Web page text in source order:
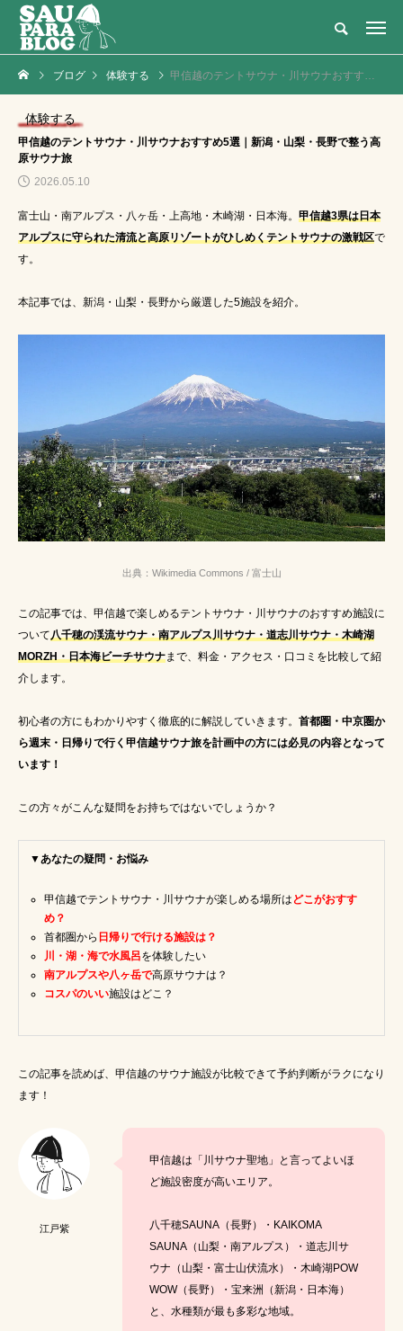
灼熱のテントサウナ × 大自然・アウトドアの新定番
NEW POST カテゴリーごとの最新記事
メディア・テレビ
【サウナメディア】ニ
コニコ超会議2024に
テントサウナ
長崎のテントサウナ・
川サウナおすすめ3選
旅
いま話題のワード
テントサウナ初心者必見 サウナ持ち物
アウトドアサウナ アウトドア水着
千葉 赤外線サウナマットレス
川サウナ サウナ水着 川サウナ関東
愛知 サウナグルメ コテージ 川
ニコニコ超会議2024 広瀬すず熱愛 aichi
サウナスイーツ
広瀬すず 山崎賢人 神奈川
家族 健全な男女混浴
川テントサウナ 神奈川サウナ
のんあるサ飯 グランピング
あきる野市テントサウナ 関東日帰りサウナ
魚釣り 外遊び 薪サウナ
日帰りサウナ
失敗しないテントサウナ選び
日帰りサ活 都内から車で1時間
ブログ 体験する 甲信越のテントサウナ・川サウナおすすめ5選｜新潟・山梨・長野で整う高原サウナ旅
体験する
甲信越のテントサウナ・川サウナおすすめ5選｜新潟・山梨・長野で整う高
原サウナ旅
2026.05.10
富士山・南アルプス・八ヶ岳・上高地・木崎湖・日本海。 甲信越3県は日本
アルプスに守られた清流と高原リゾートがひしめくテントサウナの激戦区で
す。
本記事では、新潟・山梨・長野から厳選した5施設を紹介。
出典：Wikimedia Commons / 富士山
この記事では、甲信越で楽しめるテントサウナ・川サウナのおすすめ施設に
ついて 八千穂の渓流サウナ・南アルプス川サウナ・道志川サウナ・木崎湖
MORZH・日本海ビーチサウナまで、料金・アクセス・口コミを比較して紹
介します。
初心者の方にもわかりやすく徹底的に解説していきます。 首都圏・中京圏か
ら週末・日帰りで行く甲信越サウナ旅を計画中の方には必見の内容となって
います！
この方々がこんな疑問をお持ちではないでしょうか？
▼あなたの疑問・お悩み
甲信越でテントサウナ・川サウナが楽しめる場所は どこがおすす
め？
首都圏から 日帰りで行ける施設は？
川・湖・海で水風呂を体験したい
南アルプスや八ヶ岳で高原サウナは？
コスパのいい施設はどこ？
この記事を読めば、甲信越のサウナ施設が比較できて予約判断がラクになり
ます！
江戸紫
甲信越は「川サウナ聖地」と言ってよいほ
ど施設密度が高いエリア。
八千穂SAUNA（長野）・KAIKOMA
SAUNA（山梨・南アルプス）・道志川サ
ウナ（山梨・富士山伏流水）・木崎湖POW
WOW（長野）・宝来洲（新潟・日本海）
と、水種類が最も多彩な地域。